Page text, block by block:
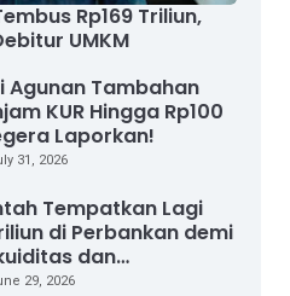
Rp169 Triliun,
UMKM
Agunan Tambahan
KUR Hingga Rp100
Laporkan!
31, 2026
Tempatkan Lagi
di Perbankan demi
dan
Kredit
29, 2026